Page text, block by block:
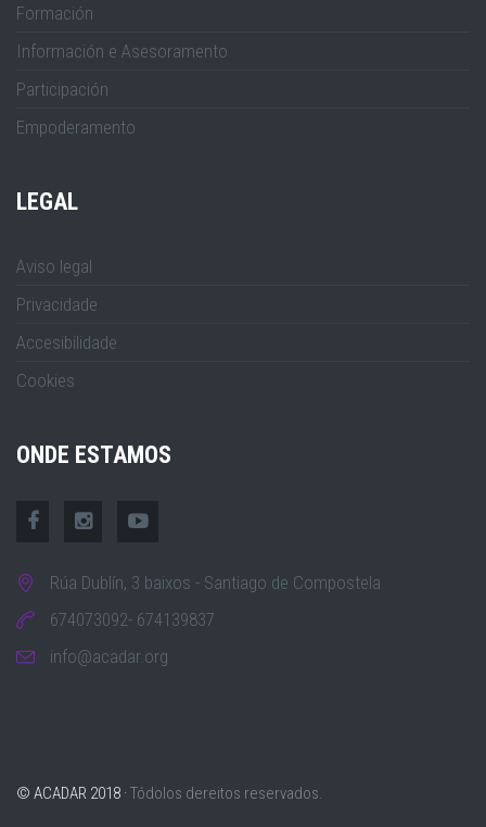
Formación
Información e Asesoramento
Participación
Empoderamento
LEGAL
Aviso legal
Privacidade
Accesibilidade
Cookies
ONDE ESTAMOS
Rúa Dublín, 3 baixos - Santiago de Compostela
674073092- 674139837
info@acadar.org
© ACADAR 2018 · Tódolos dereitos reservados.